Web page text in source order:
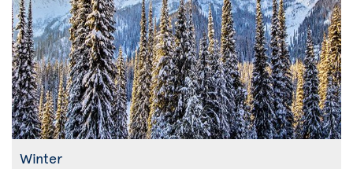
Winter